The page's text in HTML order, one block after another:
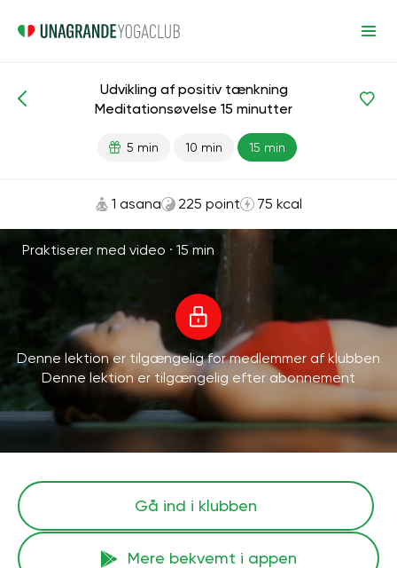
Meditationer og vejrtrækning Kreativitet
Udvikling af positiv tænkning
Meditationsøvelse 15 minutter
5 min 10 min 15 min
1 asana 225 point 75 kcal
Praktiserer med video · 15 min
Denne lektion er tilgængelig for medlemmer af klubben
Denne lektion er tilgængelig efter abonnement
Gå ind i klubben
Mere bekvemt i appen